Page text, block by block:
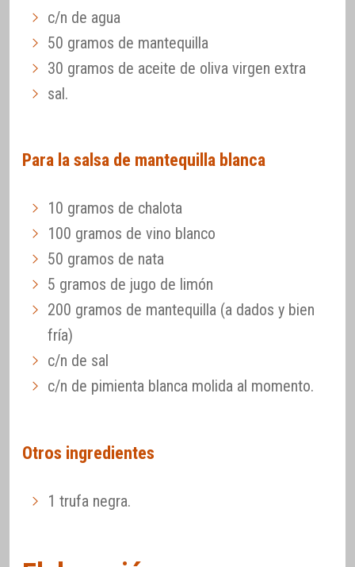
c/n de agua
50 gramos de mantequilla
30 gramos de aceite de oliva virgen extra
sal.
Para la salsa de mantequilla blanca
10 gramos de chalota
100 gramos de vino blanco
50 gramos de nata
5 gramos de jugo de limón
200 gramos de mantequilla (a dados y bien
fría)
c/n de sal
c/n de pimienta blanca molida al momento.
Otros ingredientes
1 trufa negra.